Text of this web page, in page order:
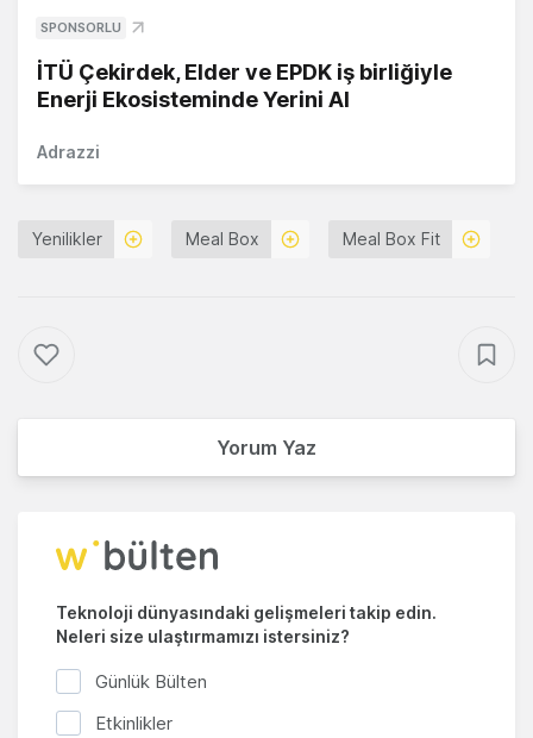
SPONSORLU
İTÜ Çekirdek, Elder ve EPDK iş birliğiyle
Enerji Ekosisteminde Yerini Al
Adrazzi
Yenilikler Meal Box Meal Box Fit
Yorum Yaz
Teknoloji dünyasındaki gelişmeleri takip edin.
Neleri size ulaştırmamızı istersiniz?
Günlük Bülten
Etkinlikler